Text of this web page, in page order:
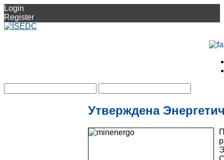
Login
Register
Утверждена